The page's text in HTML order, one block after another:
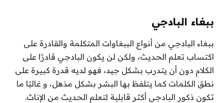
ببغاء البادجي
ببغاء البادجي من أنواع الببغاوات المتكلمة والقادرة على
اكتساب تعلم الحديث، ولكن لن يكون البادجي قادرًا على
الكلام دون أن يتدرب بشكل جيد، فهو لديه قدرة كبيرة على
نطق الكلمات كما يتلفظ بها البشر بشكل مذهل، و غالبًا ما
تكون ذكور البادجي أكثر قابلية لتعلم الحديث من الإناث.